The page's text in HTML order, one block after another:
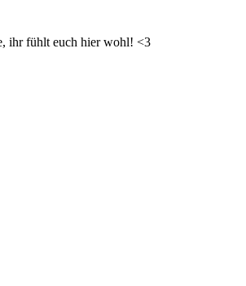
ihr fühlt euch hier wohl! <3